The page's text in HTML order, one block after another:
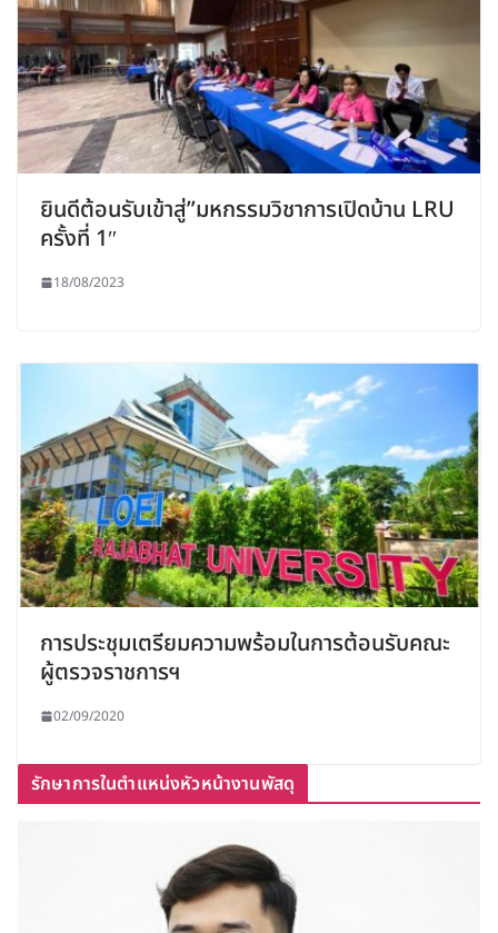
ยินดีต้อนรับเข้าสู่”มหกรรมวิชาการเปิดบ้าน LRU
ครั้งที่ 1″
18/08/2023
การประชุมเตรียมความพร้อมในการต้อนรับคณะ
ผู้ตรวจราชการฯ
02/09/2020
รักษาการในตำแหน่งหัวหน้างานพัสดุ